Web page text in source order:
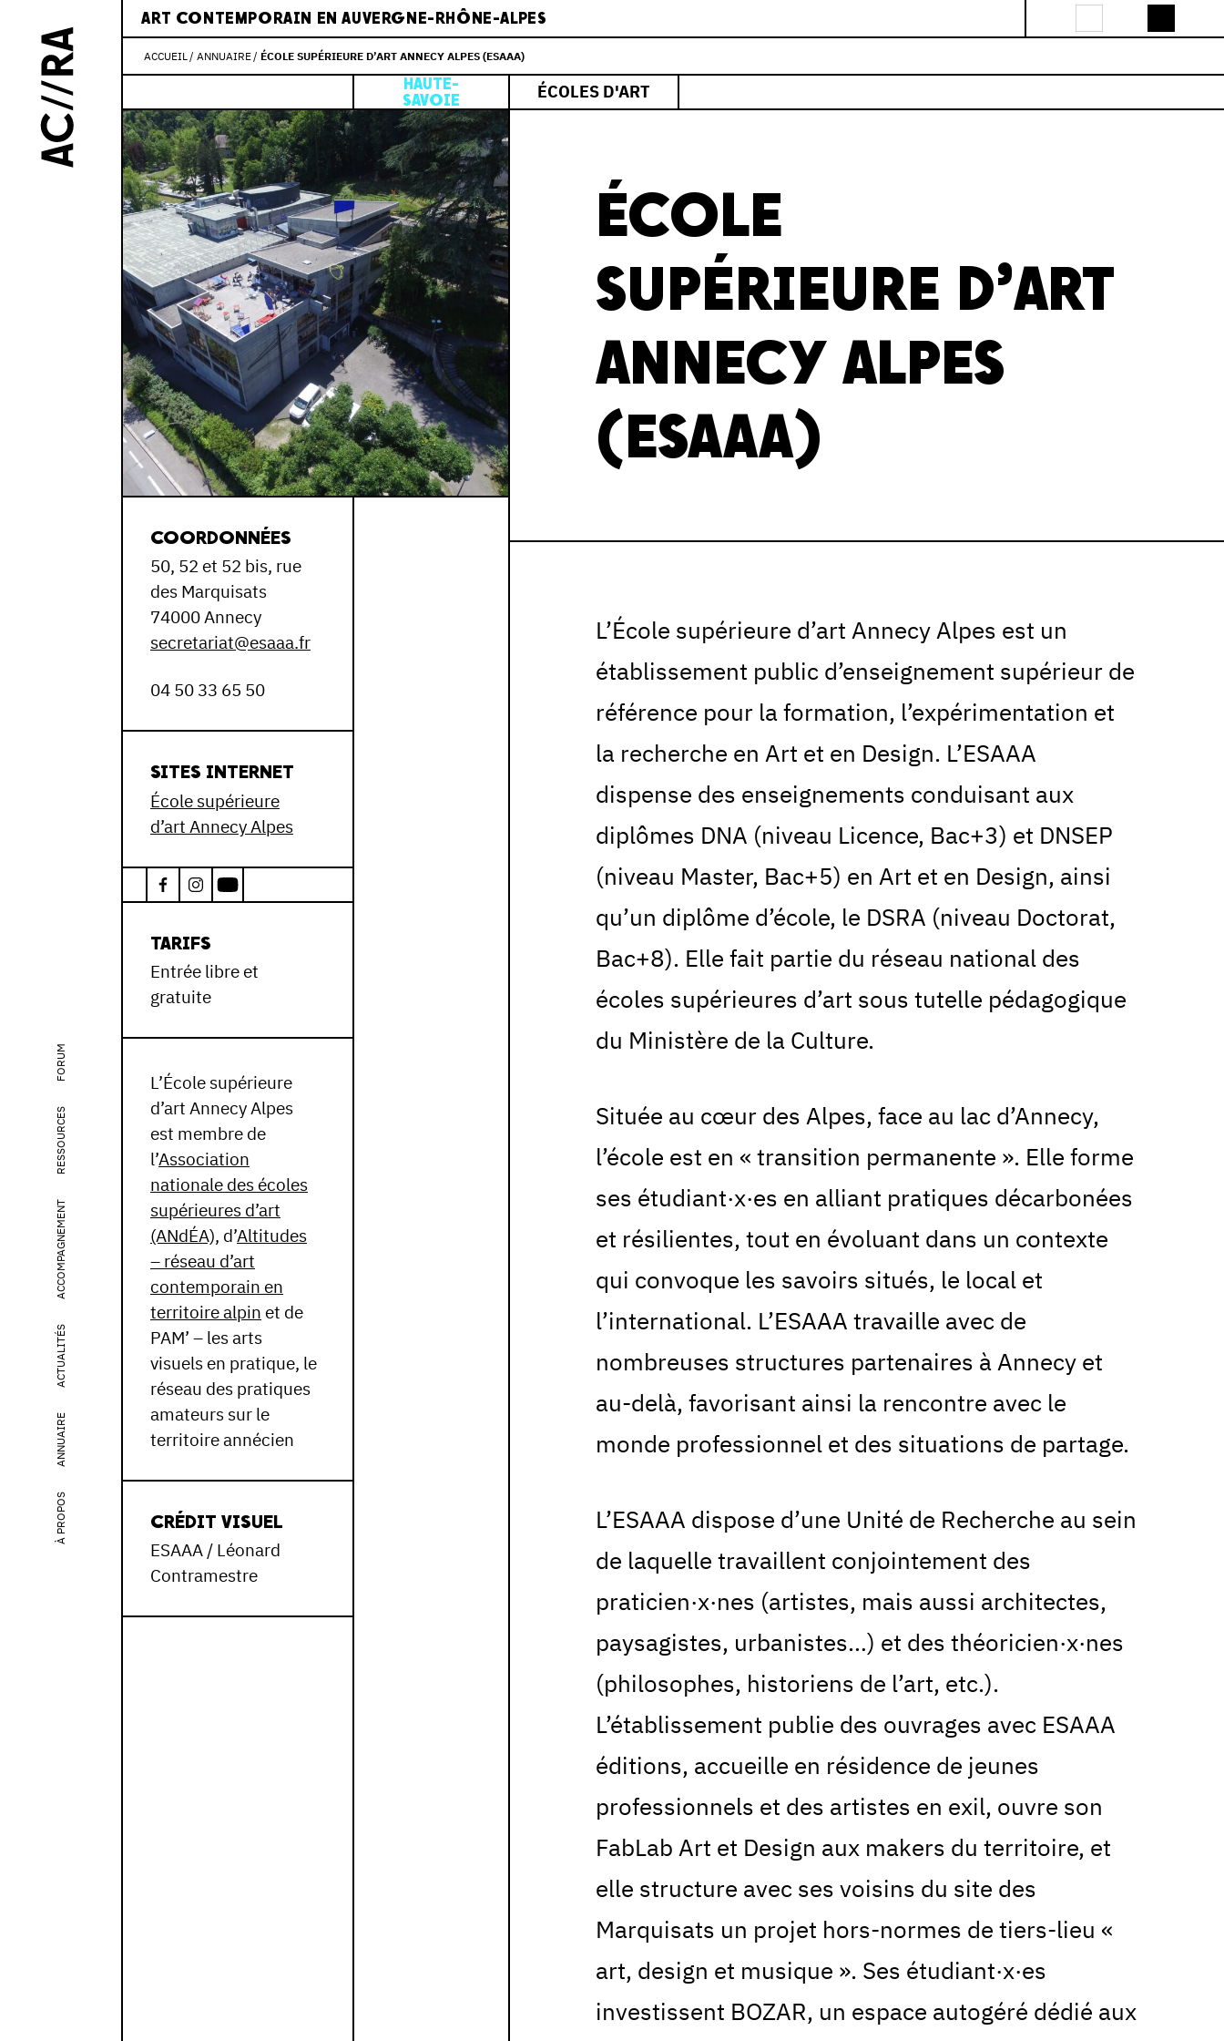
ART CONTEMPORAIN EN AUVERGNE-RHÔNE-ALPES
À PROPOS
ANNUAIRE
ACTUALITÉS
ACCOMPAGNEMENT
RESSOURCES
FORUM
ACCUEIL ANNUAIRE ÉCOLE SUPÉRIEURE D’ART ANNECY ALPES (ESAAA)
HAUTE-
SAVOIE
ÉCOLES D'ART
COORDONNÉES
50, 52 et 52 bis, rue
des Marquisats
74000 Annecy
secretariat@esaaa.fr
04 50 33 65 50
SITES INTERNET
École supérieure
d’art Annecy Alpes
TARIFS
Entrée libre et
gratuite
L’École supérieure
d’art Annecy Alpes
est membre de
l’Association
nationale des écoles
supérieures d’art
(ANdÉA), d’Altitudes
– réseau d’art
contemporain en
territoire alpin et de
PAM’ – les arts
visuels en pratique, le
réseau des pratiques
amateurs sur le
territoire annécien
CRÉDIT VISUEL
ESAAA / Léonard
Contramestre
ÉCOLE
SUPÉRIEURE D’ART
ANNECY ALPES
(ESAAA)
L’École supérieure d’art Annecy Alpes est un
établissement public d’enseignement supérieur de
référence pour la formation, l’expérimentation et
la recherche en Art et en Design. L’ESAAA
dispense des enseignements conduisant aux
diplômes DNA (niveau Licence, Bac+3) et DNSEP
(niveau Master, Bac+5) en Art et en Design, ainsi
qu’un diplôme d’école, le DSRA (niveau Doctorat,
Bac+8). Elle fait partie du réseau national des
écoles supérieures d’art sous tutelle pédagogique
du Ministère de la Culture.
Située au cœur des Alpes, face au lac d’Annecy,
l’école est en « transition permanente ». Elle forme
ses étudiant·x·es en alliant pratiques décarbonées
et résilientes, tout en évoluant dans un contexte
qui convoque les savoirs situés, le local et
l’international. L’ESAAA travaille avec de
nombreuses structures partenaires à Annecy et
au-delà, favorisant ainsi la rencontre avec le
monde professionnel et des situations de partage.
L’ESAAA dispose d’une Unité de Recherche au sein
de laquelle travaillent conjointement des
praticien·x·nes (artistes, mais aussi architectes,
paysagistes, urbanistes…) et des théoricien·x·nes
(philosophes, historiens de l’art, etc.).
L’établissement publie des ouvrages avec ESAAA
éditions, accueille en résidence de jeunes
professionnels et des artistes en exil, ouvre son
FabLab Art et Design aux makers du territoire, et
elle structure avec ses voisins du site des
Marquisats un projet hors-normes de tiers-lieu «
art, design et musique ». Ses étudiant·x·es
investissent BOZAR, un espace autogéré dédié aux